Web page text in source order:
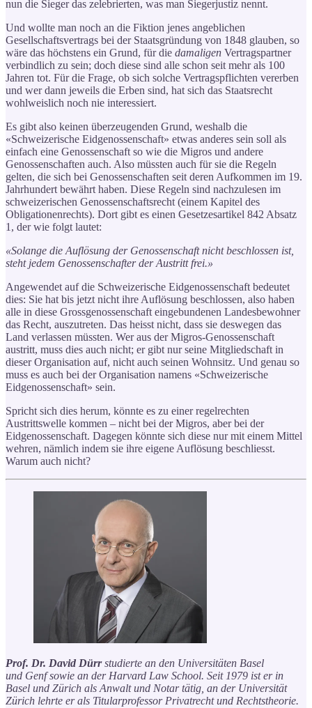
nun die Sieger das zelebrierten, was man Siegerjustiz nennt.
Und wollte man noch an die Fiktion jenes angeblichen
Gesellschaftsvertrags bei der Staatsgründung von 1848 glauben, so
wäre das höchstens ein Grund, für die damaligen Vertragspartner
verbindlich zu sein; doch diese sind alle schon seit mehr als 100
Jahren tot. Für die Frage, ob sich solche Vertragspflichten vererben
und wer dann jeweils die Erben sind, hat sich das Staatsrecht
wohlweislich noch nie interessiert.
Es gibt also keinen überzeugenden Grund, weshalb die
«Schweizerische Eidgenossenschaft» etwas anderes sein soll als
einfach eine Genossenschaft so wie die Migros und andere
Genossenschaften auch. Also müssten auch für sie die Regeln
gelten, die sich bei Genossenschaften seit deren Aufkommen im 19.
Jahrhundert bewährt haben. Diese Regeln sind nachzulesen im
schweizerischen Genossenschaftsrecht (einem Kapitel des
Obligationenrechts). Dort gibt es einen Gesetzesartikel 842 Absatz
1, der wie folgt lautet:
«Solange die Auflösung der Genossenschaft nicht beschlossen ist,
steht jedem Genossenschafter der Austritt frei.»
Angewendet auf die Schweizerische Eidgenossenschaft bedeutet
dies: Sie hat bis jetzt nicht ihre Auflösung beschlossen, also haben
alle in diese Grossgenossenschaft eingebundenen Landesbewohner
das Recht, auszutreten. Das heisst nicht, dass sie deswegen das
Land verlassen müssten. Wer aus der Migros-Genossenschaft
austritt, muss dies auch nicht; er gibt nur seine Mitgliedschaft in
dieser Organisation auf, nicht auch seinen Wohnsitz. Und genau so
muss es auch bei der Organisation namens «Schweizerische
Eidgenossenschaft» sein.
Spricht sich dies herum, könnte es zu einer regelrechten
Austrittswelle kommen – nicht bei der Migros, aber bei der
Eidgenossenschaft. Dagegen könnte sich diese nur mit einem Mittel
wehren, nämlich indem sie ihre eigene Auflösung beschliesst.
Warum auch nicht?
Prof. Dr. David Dürrstudierte an den Universitäten Basel
und Genf sowie an der Harvard Law School. Seit 1979 ist er in
Basel und Zürich als Anwalt und Notar tätig, an der Universität
Zürich lehrte er als Titularprofessor Privatrecht und Rechtstheorie.